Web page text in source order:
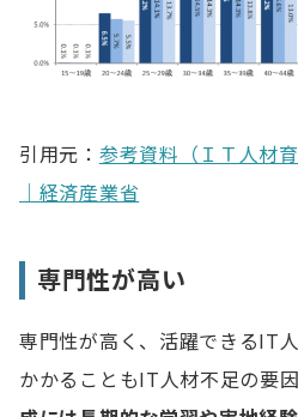
引用元： 参考資料（ＩＴ人材
｜経済産業省
専門性が高い
専門性が高く、活躍できるIT
かかることもIT人材不足の要因